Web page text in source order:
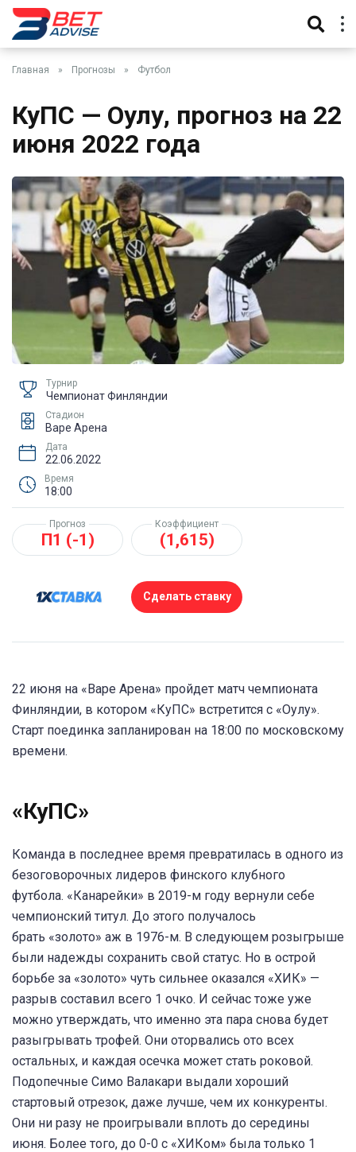
Главная » Прогнозы » Футбол
КуПС — Оулу, прогноз на 22
июня 2022 года
Турнир
Чемпионат Финляндии
Стадион
Варе Арена
Дата
22.06.2022
Время
18:00
Прогноз
П1 (-1)
Коэффициент
(1,615)
Сделать ставку
22 июня на «Варе Арена» пройдет матч чемпионата
Финляндии, в котором «КуПС» встретится с «Оулу».
Старт поединка запланирован на 18:00 по московскому
времени.
«КуПС»
Команда в последнее время превратилась в одного из
безоговорочных лидеров финского клубного
футбола. «Канарейки» в 2019-м году вернули себе
чемпионский титул. До этого получалось
брать «золото» аж в 1976-м. В следующем розыгрыше
были надежды сохранить свой статус. Но в острой
борьбе за «золото» чуть сильнее оказался «ХИК» —
разрыв составил всего 1 очко. И сейчас тоже уже
можно утверждать, что именно эта пара снова будет
разыгрывать трофей. Они оторвались ото всех
остальных, и каждая осечка может стать роковой.
Подопечные Симо Валакари выдали хороший
стартовый отрезок, даже лучше, чем их конкуренты.
Они ни разу не проигрывали вплоть до середины
июня. Более того, до 0-0 с «ХИКом» была только 1